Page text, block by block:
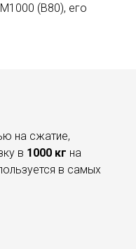
(В80), его
на сжатие,
в 1000 кг на
в самых